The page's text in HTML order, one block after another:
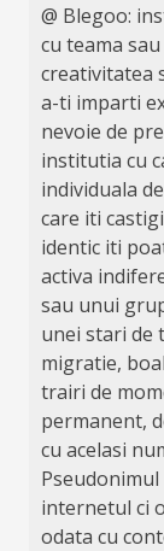
@ Blegoo:
cu teama
creativitatea
a-ti imparti
nevoie de
institutia cu
individuala
care iti
identic iti
activa
sau unui
unei stari de
migratie,
trairi de
permanent,
cu acelasi
internetul ci
odata cu